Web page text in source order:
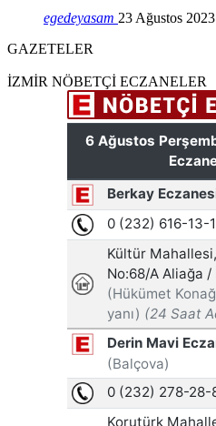
egedeyasam 23 Ağustos 2023
GAZETELER
İZMİR NÖBETÇİ ECZANELER